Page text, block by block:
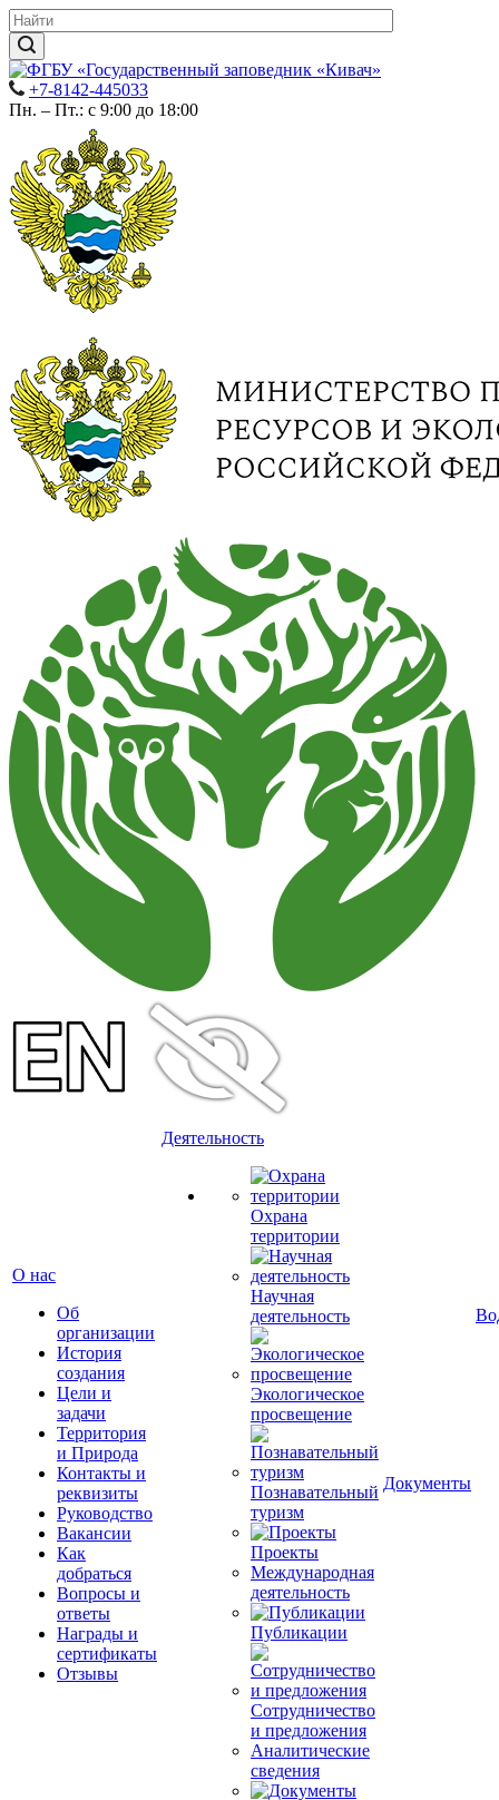
+7-8142-445033
Пн. – Пт.: с 9:00 до 18:00
О нас
Об
организации
История
создания
Цели и
задачи
Территория
и Природа
Контакты и
реквизиты
Руководство
Вакансии
Как
добраться
Вопросы и
ответы
Награды и
сертификаты
Отзывы
Деятельность
Охрана
территории
Научная
деятельность
Экологическое
просвещение
Познавательный
туризм
Проекты
Международная
деятельность
Публикации
Сотрудничество
и предложения
Аналитические
сведения
Документы